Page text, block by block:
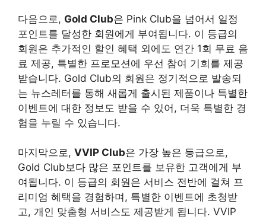
다음으로, Gold Club은 Pink Club을 넘어서 일정
포인트를 달성한 회원에게 부여됩니다. 이 등급의
회원은 추가적인 할인 혜택 외에도 연간 1회 무료 음
료 제공, 특별한 프로모션에 우선 참여 기회를 제공
받습니다. Gold Club의 회원은 정기적으로 발송되
는 뉴스레터를 통해 새롭게 출시된 제품이나 특별한
이벤트에 대한 정보도 받을 수 있어, 더욱 특별한 경
험을 누릴 수 있습니다.
마지막으로, VVIP Club은 가장 높은 등급으로,
Gold Club보다 많은 포인트를 보유한 고객에게 부
여됩니다. 이 등급의 회원은 서비스 전반에 걸쳐 프
리미엄 혜택을 경험하며, 특별한 이벤트에 초청받
고, 개인 맞춤형 서비스도 제공받게 됩니다. VVIP